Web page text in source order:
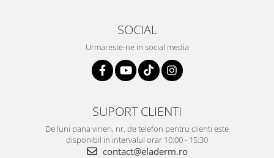
SOCIAL
Urmareste-ne in social media
SUPORT CLIENTI
De luni pana vineri, nr. de telefon pentru clienti este
disponibil in intervalul orar 10:00 - 15:30
contact@eladerm.ro